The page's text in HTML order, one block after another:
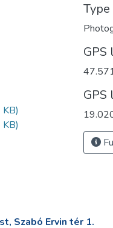
Type
GPS
Szabó Ervin tér 1.